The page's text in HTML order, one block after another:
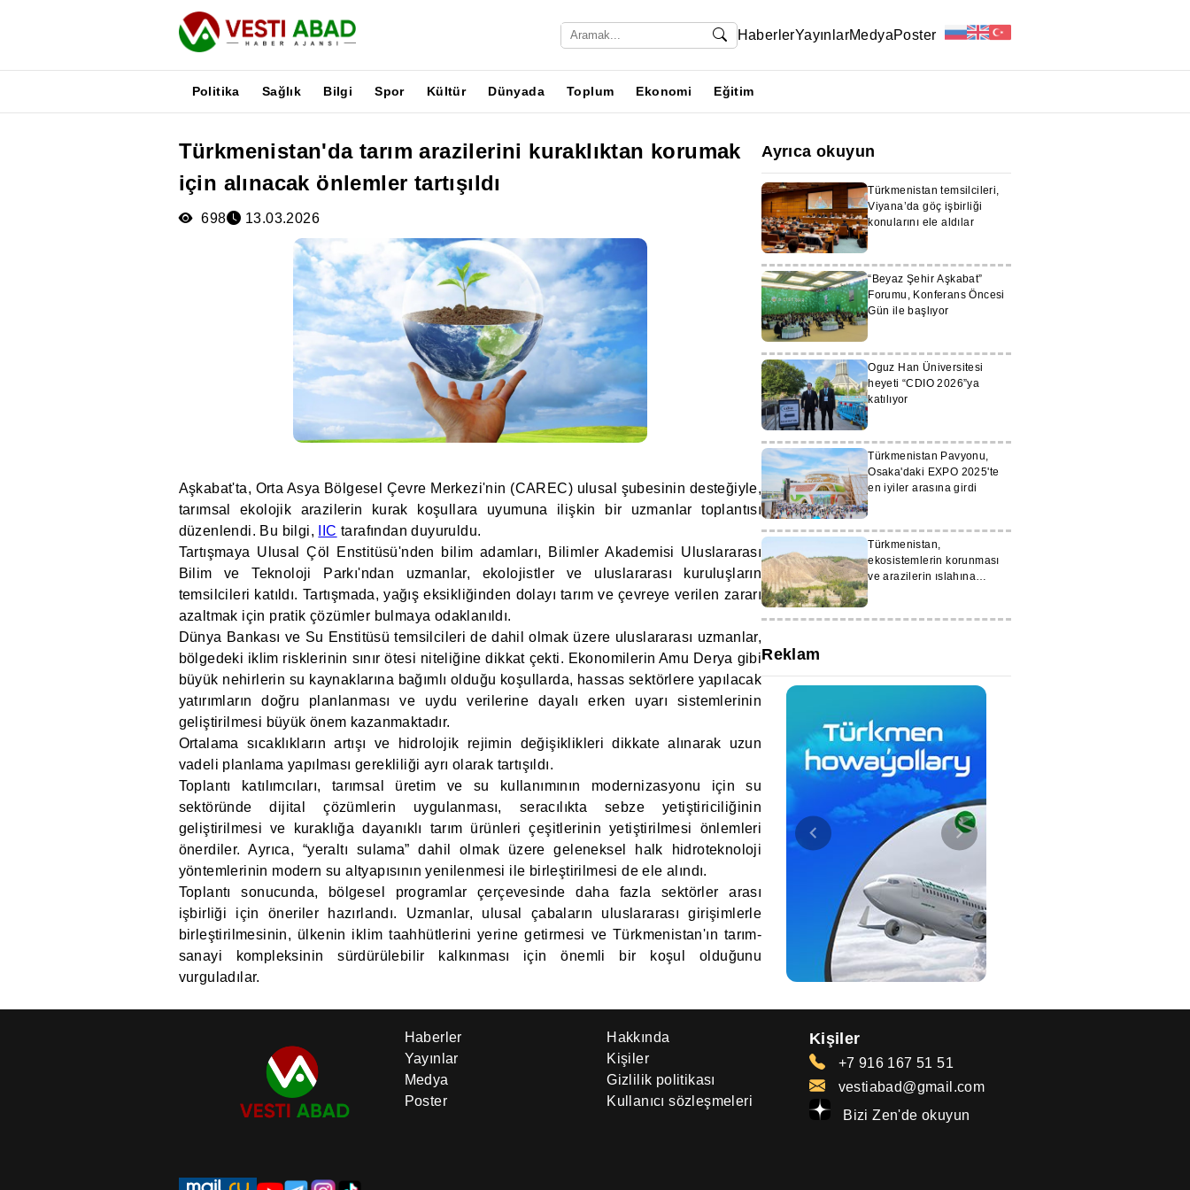
HaberlerYayınlarMedyaPoster
Politika Sağlık Bilgi Spor Kültür Dünyada Toplum Ekonomi Eğitim
Türkmenistan'da tarım arazilerini kuraklıktan korumak
için alınacak önlemler tartışıldı
698 13.03.2026
Aşkabat'ta, Orta Asya Bölgesel Çevre Merkezi'nin (CAREC) ulusal şubesinin desteğiyle,
tarımsal ekolojik arazilerin kurak koşullara uyumuna ilişkin bir uzmanlar toplantısı
düzenlendi. Bu bilgi,
IIC tarafından duyuruldu.
Tartışmaya Ulusal Çöl Enstitüsü'nden bilim adamları, Bilimler Akademisi Uluslararası
Bilim ve Teknoloji Parkı'ndan uzmanlar, ekolojistler ve uluslararası kuruluşların
temsilcileri katıldı. Tartışmada, yağış eksikliğinden dolayı tarım ve çevreye verilen zararı
azaltmak için pratik çözümler bulmaya odaklanıldı.
Dünya Bankası ve Su Enstitüsü temsilcileri de dahil olmak üzere uluslararası uzmanlar,
bölgedeki iklim risklerinin sınır ötesi niteliğine dikkat çekti. Ekonomilerin Amu Derya gibi
büyük nehirlerin su kaynaklarına bağımlı olduğu koşullarda, hassas sektörlere yapılacak
yatırımların doğru planlanması ve uydu verilerine dayalı erken uyarı sistemlerinin
geliştirilmesi büyük önem kazanmaktadır.
Ortalama sıcaklıkların artışı ve hidrolojik rejimin değişiklikleri dikkate alınarak uzun
vadeli planlama yapılması gerekliliği ayrı olarak tartışıldı.
Toplantı katılımcıları, tarımsal üretim ve su kullanımının modernizasyonu için su
sektöründe dijital çözümlerin uygulanması, seracılıkta sebze yetiştiriciliğinin
geliştirilmesi ve kuraklığa dayanıklı tarım ürünleri çeşitlerinin yetiştirilmesi önlemleri
önerdiler. Ayrıca, “yeraltı sulama” dahil olmak üzere geleneksel halk hidroteknoloji
yöntemlerinin modern su altyapısının yenilenmesi ile birleştirilmesi de ele alındı.
Toplantı sonucunda, bölgesel programlar çerçevesinde daha fazla sektörler arası
işbirliği için öneriler hazırlandı. Uzmanlar, ulusal çabaların uluslararası girişimlerle
birleştirilmesinin, ülkenin iklim taahhütlerini yerine getirmesi ve Türkmenistan'ın tarım-
sanayi kompleksinin sürdürülebilir kalkınması için önemli bir koşul olduğunu
vurguladılar.
Ayrıca okuyun
Türkmenistan temsilcileri,
Viyana’da göç işbirliği
konularını ele aldılar
“Beyaz Şehir Aşkabat”
Forumu, Konferans Öncesi
Gün ile başlıyor
Oguz Han Üniversitesi
heyeti “CDIO 2026”ya
katılıyor
Türkmenistan Pavyonu,
Osaka'daki EXPO 2025'te
en iyiler arasına girdi
Türkmenistan,
ekosistemlerin korunması
ve arazilerin ıslahına
Reklam
Haberler
Yayınlar
Medya
Poster
Hakkında
Kişiler
Gizlilik politikası
Kullanıcı sözleşmeleri
Kişiler
+7 916 167 51 51
vestiabad@gmail.com
Bizi Zen'de okuyun